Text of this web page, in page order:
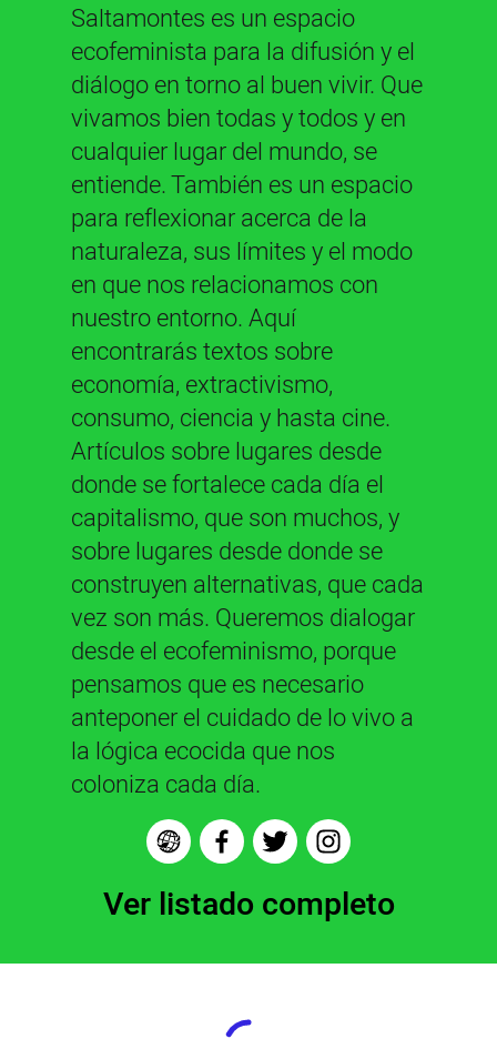
Saltamontes es un espacio
ecofeminista para la difusión y el
diálogo en torno al buen vivir. Que
vivamos bien todas y todos y en
cualquier lugar del mundo, se
entiende. También es un espacio
para reflexionar acerca de la
naturaleza, sus límites y el modo
en que nos relacionamos con
nuestro entorno. Aquí
encontrarás textos sobre
economía, extractivismo,
consumo, ciencia y hasta cine.
Artículos sobre lugares desde
donde se fortalece cada día el
capitalismo, que son muchos, y
sobre lugares desde donde se
construyen alternativas, que cada
vez son más. Queremos dialogar
desde el ecofeminismo, porque
pensamos que es necesario
anteponer el cuidado de lo vivo a
la lógica ecocida que nos
coloniza cada día.
Ver listado completo